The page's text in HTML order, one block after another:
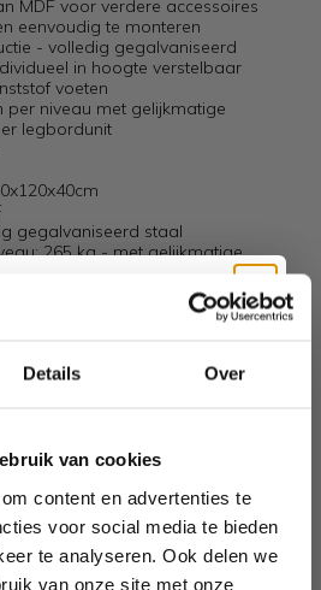
Details Over
van cookies
content en advertenties te
voor social media te bieden
te analyseren. Ook delen we
van onze site met onze
MDF voor verdere accessoires
eenvoudig te monteren
- volledig gegalvaniseerd
in hoogte verstelbaar
voeten
niveau met gelijkmatige
legbordunit
gegalvaniseerd staal
265 kg - met gelijkmatige
795 kg - met gelijkmatige
TL33083
6095814525584
ontvang
profiteer je van
tot wel 70%.